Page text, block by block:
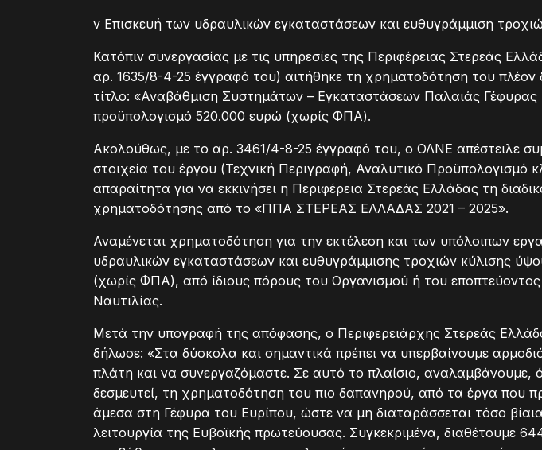
v Επισκευή των υδραυλικών εγκαταστάσεων και ευθυγράμμιση
Κατόπιν συνεργασίας με τις υπηρεσίες της Περιφέρειας Στερεάς
αρ. 1635/8-4-25 έγγραφό του) αιτήθηκε τη χρηματοδότηση του
τίτλο: «Αναβάθμιση Συστημάτων – Εγκαταστάσεων Παλαιάς Γέφυρας
προϋπολογισμό 520.000 ευρώ (χωρίς ΦΠΑ).
Ακολούθως, με το αρ. 3461/4-8-25 έγγραφό του, ο ΟΛΝΕ απέστειλε
στοιχεία του έργου (Τεχνική Περιγραφή, Αναλυτικό Προϋπολογισμό
απαραίτητα για να εκκινήσει η Περιφέρεια Στερεάς Ελλάδας τη
χρηματοδότησης από το «ΠΠΑ ΣΤΕΡΕΑΣ ΕΛΛΑΔΑΣ 2021 – 2025».
Αναμένεται χρηματοδότηση για την εκτέλεση και των υπόλοιπων
υδραυλικών εγκαταστάσεων και ευθυγράμμισης τροχιών κύλισης
(χωρίς ΦΠΑ), από ίδιους πόρους του Οργανισμού ή του
Ναυτιλίας.
Μετά την υπογραφή της απόφασης, ο Περιφερειάρχης Στερεάς
δήλωσε: «Στα δύσκολα και σημαντικά πρέπει να υπερβαίνουμε
πλάτη και να συνεργαζόμαστε. Σε αυτό το πλαίσιο, αναλαμβάνουμε,
δεσμευτεί, τη χρηματοδότηση του πιο δαπανηρού, από τα έργα που
άμεσα στη Γέφυρα του Ευρίπου, ώστε να μη διαταράσσεται τόσο
λειτουργία της Ευβοϊκής πρωτεύουσας. Συγκεκριμένα, διαθέτουμε